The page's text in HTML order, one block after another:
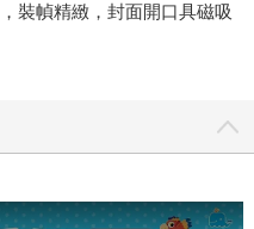
裝幀精緻，封面開口具磁吸